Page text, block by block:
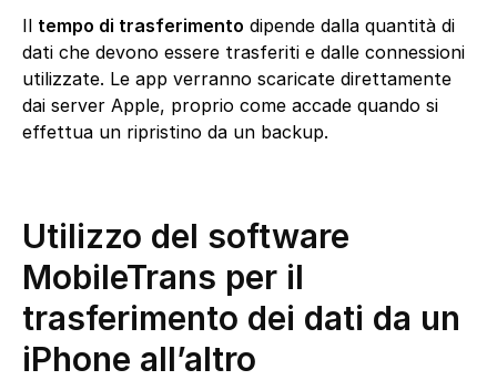
Il tempo di trasferimento dipende dalla quantità di
dati che devono essere trasferiti e dalle connessioni
utilizzate. Le app verranno scaricate direttamente
dai server Apple, proprio come accade quando si
effettua un ripristino da un backup.
Utilizzo del software
MobileTrans per il
trasferimento dei dati da un
iPhone all’altro